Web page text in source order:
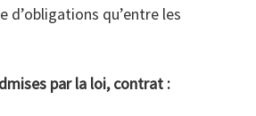
d’obligations qu’entre les
par la loi, contrat :